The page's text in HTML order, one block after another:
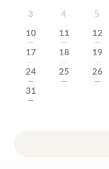
3
4 5
10
---
11
---
12
---
17
---
18
---
19
---
24
---
25
---
26
---
31
---